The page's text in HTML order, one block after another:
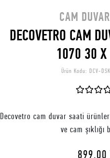
CAM
DECOVETRO CAM
1070 30 X
Ürün Kodu: DCV-
Decovetro cam duvar saati
ve cam şıklığı
899,00